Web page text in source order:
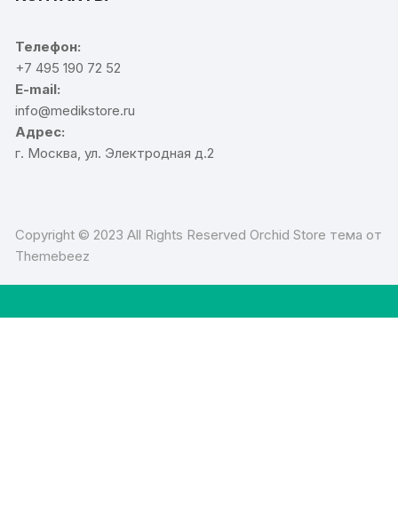
Телефон:
+7 495 190 72 52
E-mail:
info@medikstore.ru
Адрес:
г. Москва, ул. Электродная д.2
Copyright © 2023 All Rights Reserved Orchid Store тема от
Themebeez